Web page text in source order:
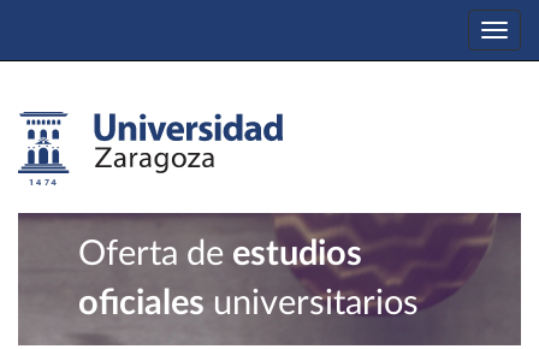
Oferta de estudios
oficiales universitarios